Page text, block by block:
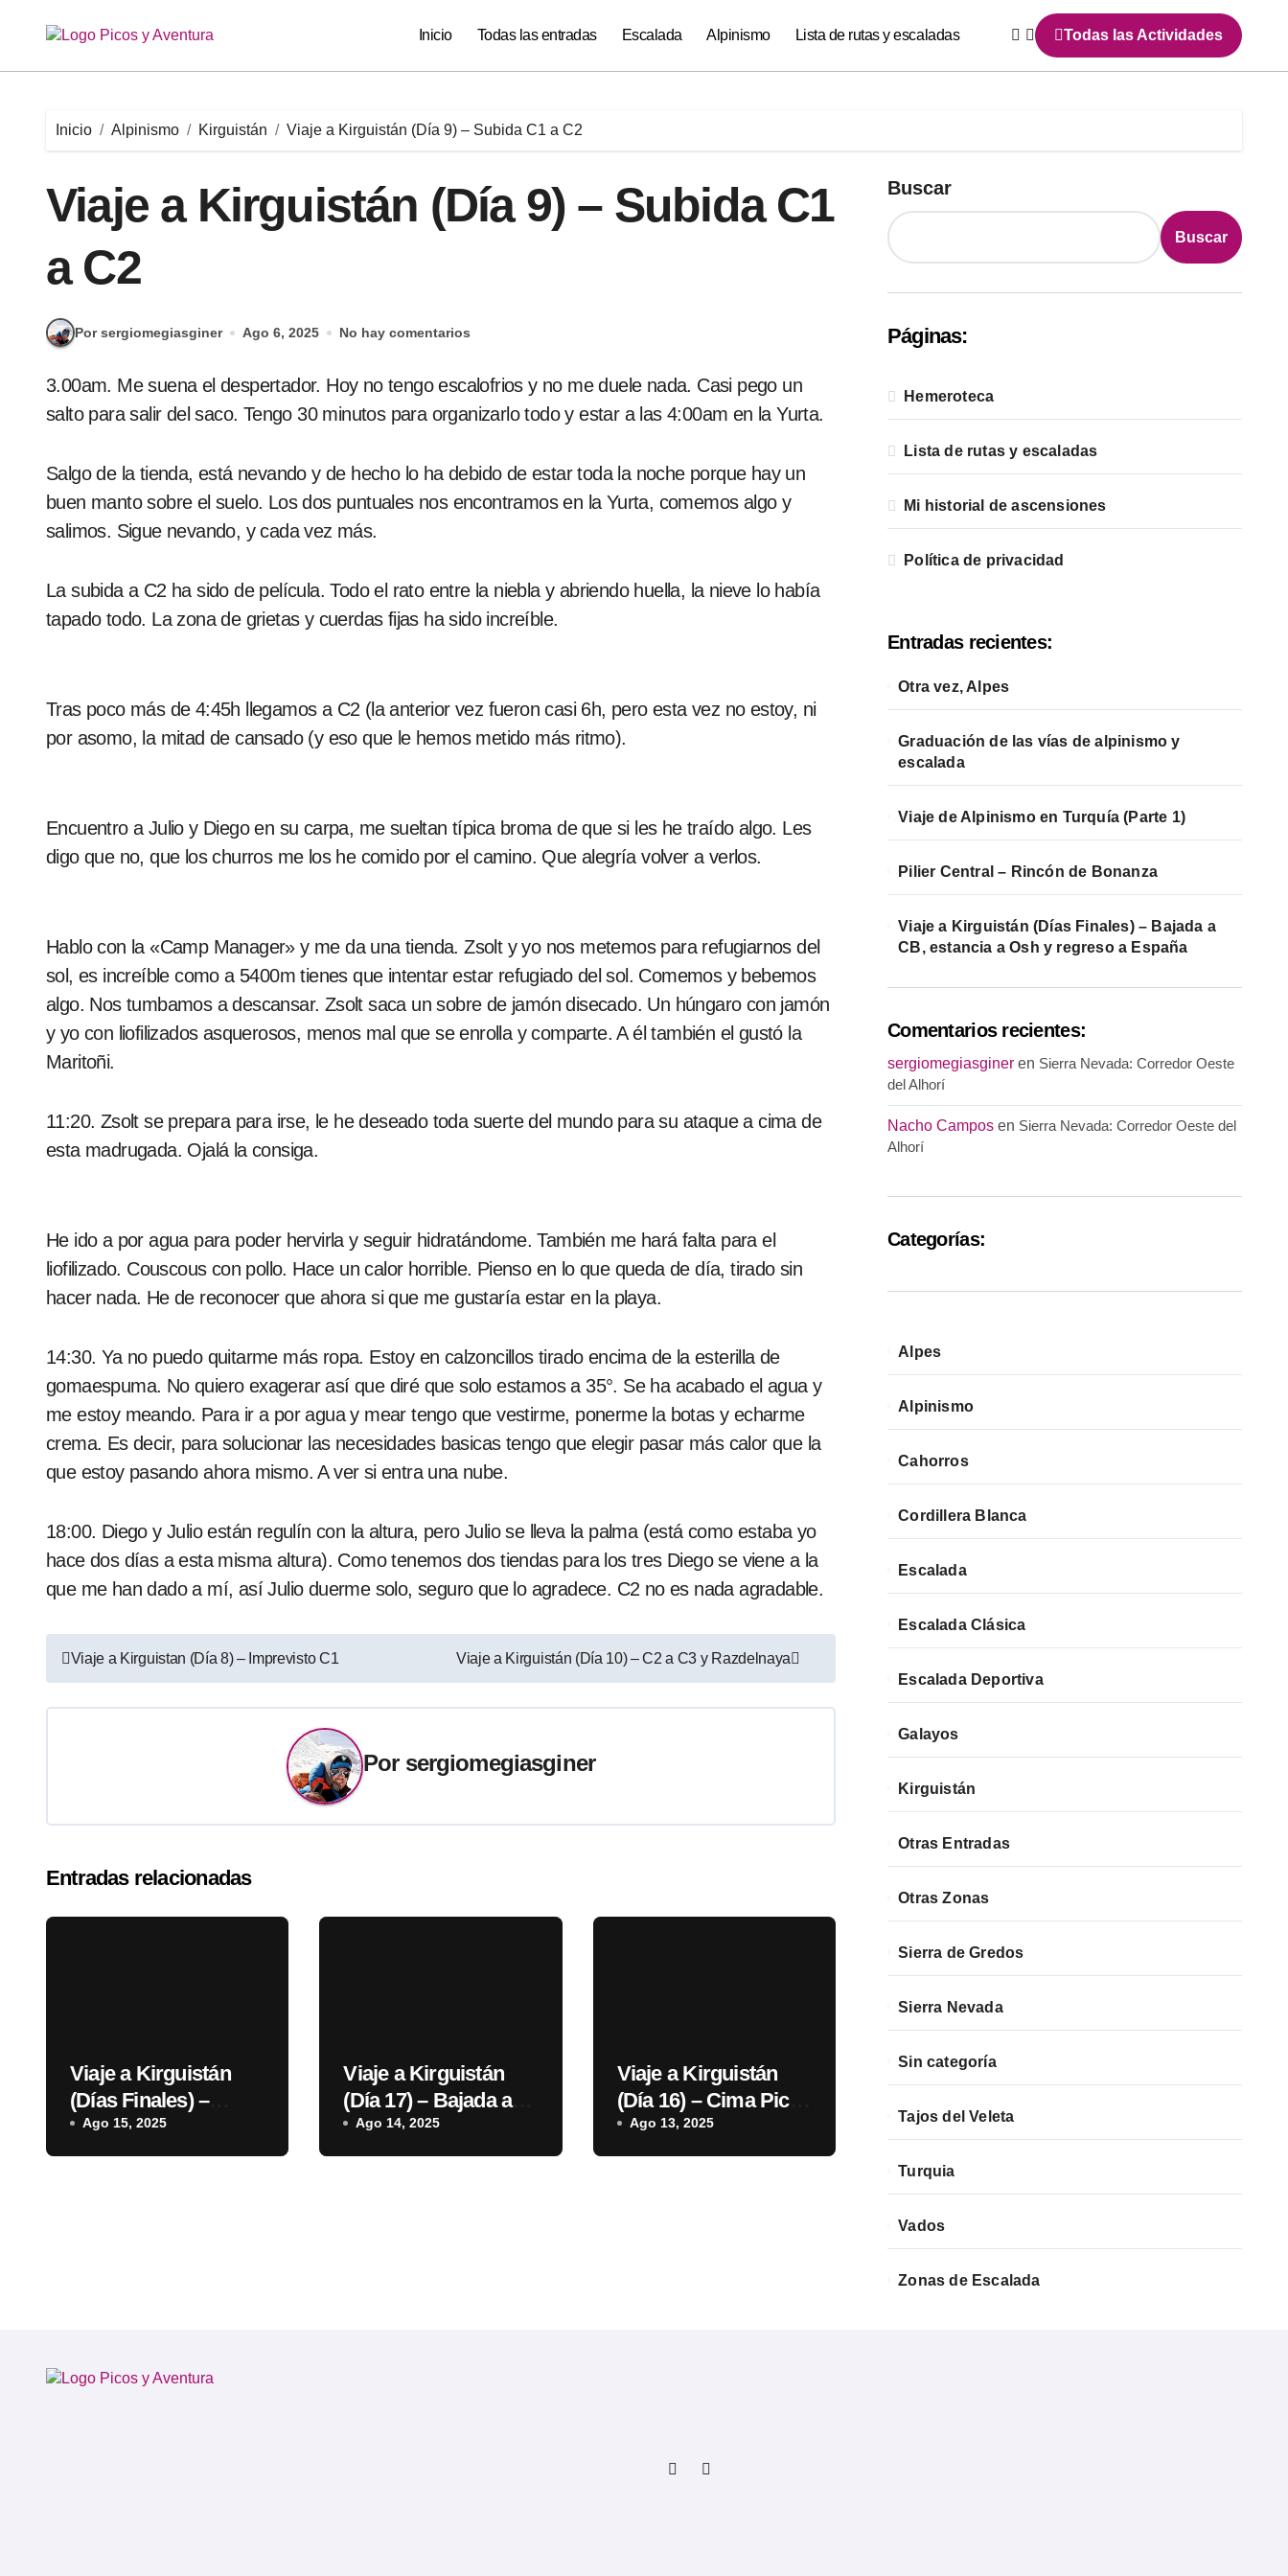
Inicio Todas las entradas Escalada Alpinismo Lista de rutas y escaladas Todas las Actividades
Inicio Alpinismo Kirguistán Viaje a Kirguistán (Día 9) – Subida C1 a C2
Viaje a Kirguistán (Día 9) – Subida C1
a C2
Por sergiomegiasginer Ago 6, 2025 No hay comentarios
3.00am. Me suena el despertador. Hoy no tengo escalofrios y no me duele nada. Casi pego un
salto para salir del saco. Tengo 30 minutos para organizarlo todo y estar a las 4:00am en la Yurta.
Salgo de la tienda, está nevando y de hecho lo ha debido de estar toda la noche porque hay un
buen manto sobre el suelo. Los dos puntuales nos encontramos en la Yurta, comemos algo y
salimos. Sigue nevando, y cada vez más.
La subida a C2 ha sido de película. Todo el rato entre la niebla y abriendo huella, la nieve lo había
tapado todo. La zona de grietas y cuerdas fijas ha sido increíble.
Tras poco más de 4:45h llegamos a C2 (la anterior vez fueron casi 6h, pero esta vez no estoy, ni
por asomo, la mitad de cansado (y eso que le hemos metido más ritmo).
Encuentro a Julio y Diego en su carpa, me sueltan típica broma de que si les he traído algo. Les
digo que no, que los churros me los he comido por el camino. Que alegría volver a verlos.
Hablo con la «Camp Manager» y me da una tienda. Zsolt y yo nos metemos para refugiarnos del
sol, es increíble como a 5400m tienes que intentar estar refugiado del sol. Comemos y bebemos
algo. Nos tumbamos a descansar. Zsolt saca un sobre de jamón disecado. Un húngaro con jamón
y yo con liofilizados asquerosos, menos mal que se enrolla y comparte. A él también el gustó la
Maritoñi.
11:20. Zsolt se prepara para irse, le he deseado toda suerte del mundo para su ataque a cima de
esta madrugada. Ojalá la consiga.
He ido a por agua para poder hervirla y seguir hidratándome. También me hará falta para el
liofilizado. Couscous con pollo. Hace un calor horrible. Pienso en lo que queda de día, tirado sin
hacer nada. He de reconocer que ahora si que me gustaría estar en la playa.
14:30. Ya no puedo quitarme más ropa. Estoy en calzoncillos tirado encima de la esterilla de
gomaespuma. No quiero exagerar así que diré que solo estamos a 35°. Se ha acabado el agua y
me estoy meando. Para ir a por agua y mear tengo que vestirme, ponerme la botas y echarme
crema. Es decir, para solucionar las necesidades basicas tengo que elegir pasar más calor que la
que estoy pasando ahora mismo. A ver si entra una nube.
18:00. Diego y Julio están regulín con la altura, pero Julio se lleva la palma (está como estaba yo
hace dos días a esta misma altura). Como tenemos dos tiendas para los tres Diego se viene a la
que me han dado a mí, así Julio duerme solo, seguro que lo agradece. C2 no es nada agradable.
Navegación
Viaje a Kirguistan (Día 8) – Imprevisto C1 Viaje a Kirguistán (Día 10) – C2 a C3 y Razdelnaya
Por sergiomegiasginer
Entradas relacionadas
Viaje a Kirguistán
(Días Finales) –
Bajada a CB,
estancia a Osh y
Ago 15, 2025
Viaje a Kirguistán
(Día 17) – Bajada a
Campo 1 Lenin
Ago 14, 2025
Viaje a Kirguistán
(Día 16) – Cima Pico
Lenin
Ago 13, 2025
Buscar
Buscar
Páginas:
Hemeroteca
Lista de rutas y escaladas
Mi historial de ascensiones
Política de privacidad
Entradas recientes:
Otra vez, Alpes
Graduación de las vías de alpinismo y
escalada
Viaje de Alpinismo en Turquía (Parte 1)
Pilier Central – Rincón de Bonanza
Viaje a Kirguistán (Días Finales) – Bajada a
CB, estancia a Osh y regreso a España
Comentarios recientes:
sergiomegiasginer en Sierra Nevada: Corredor Oeste
del Alhorí
Nacho Campos en Sierra Nevada: Corredor Oeste del
Alhorí
Categorías:
Alpes
Alpinismo
Cahorros
Cordillera Blanca
Escalada
Escalada Clásica
Escalada Deportiva
Galayos
Kirguistán
Otras Entradas
Otras Zonas
Sierra de Gredos
Sierra Nevada
Sin categoría
Tajos del Veleta
Turquia
Vados
Zonas de Escalada